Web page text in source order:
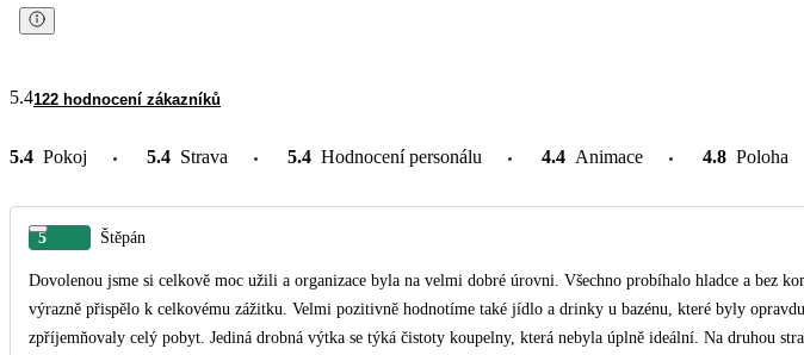
5.4122 hodnocení zákazníků
5.4 Pokoj 5.4 Strava 5.4 Hodnocení personálu 4.4 Animace 4.8 Poloha
5 Štěpán
Dovolenou jsme si celkově moc užili a organizace byla na velmi dobré úrovni. Všechno probíhalo hladce a bez
výrazně přispělo k celkovému zážitku. Velmi pozitivně hodnotíme také jídlo a drinky u bazénu, které byly opravdu výborné a
zpříjemňovaly celý pobyt. Jediná drobná výtka se týká čistoty koupelny, která nebyla úplně ideální. Na druhou stranu s ohledem na